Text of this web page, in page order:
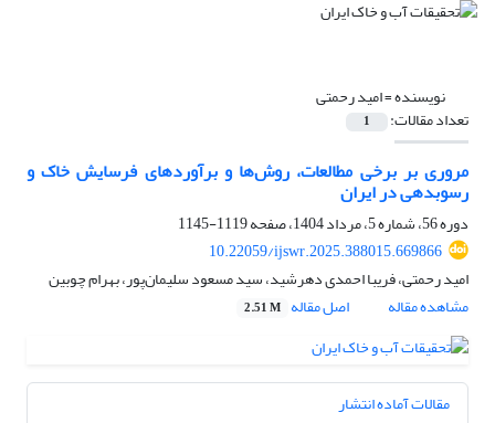
نویسنده =امید رحمتی
تعداد مقالات: 1
مروری بر برخی مطالعات، روش‌ها و برآوردهای فرسایش خاک و
رسوبدهی در ایران
دوره 56، شماره 5، مرداد 1404، صفحه
1119-1145
10.22059/ijswr.2025.388015.669866
امید رحمتی، فریبا احمدی دهرشید، سید مسعود سلیمان‌پور، بهرام چوبین
مشاهده مقاله
اصل مقاله 2.51 M
مقالات آماده انتشار